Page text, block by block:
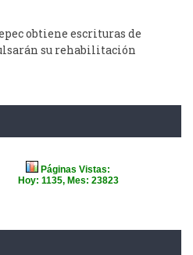
obtiene escrituras de
su rehabilitación